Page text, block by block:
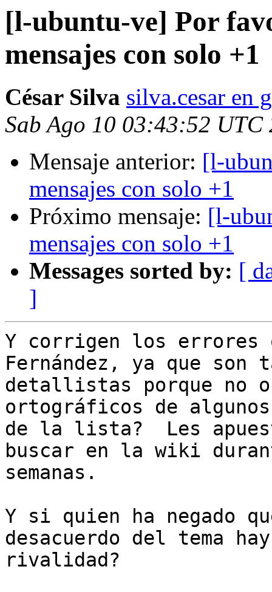
[l-ubuntu-ve] Por
mensajes con solo +1
César Silva silva.cesar en
Sab Ago 10 03:43:52 UTC
Mensaje anterior: [l-
mensajes con solo +1
Próximo mensaje: [l-
mensajes con solo +1
Messages sorted by: [
]
Y corrigen los errores
Fernández, ya que son
detallistas porque no
ortográficos de algunos
de la lista?  Les
buscar en la wiki
semanas.
Y si quien ha negado
desacuerdo del tema
rivalidad?